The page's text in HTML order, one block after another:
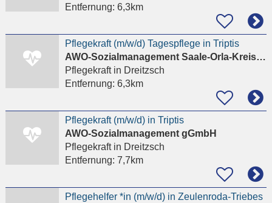
Entfernung: 6,3km
Pflegekraft (m/w/d) Tagespflege in Triptis
AWO-Sozialmanagement Saale-Orla-Kreis gGmbH
Pflegekraftin Dreitzsch
Entfernung: 6,3km
Pflegekraft (m/w/d) in Triptis
AWO-Sozialmanagement gGmbH
Pflegekraftin Dreitzsch
Entfernung: 7,7km
Pflegehelfer *in (m/w/d) in Zeulenroda-Triebes